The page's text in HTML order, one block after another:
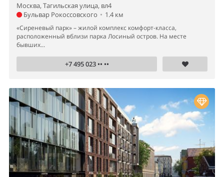
Москва, Тагильская улица, вл4
Бульвар Рокоссовского • 1.4 км
«Сиреневый парк» – жилой комплекс комфорт-класса,
расположенный вблизи парка Лосиный остров. На месте
бывших...
+7 495 023 •• ••